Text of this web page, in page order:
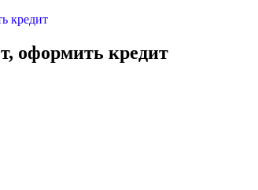
кредит
оформить кредит